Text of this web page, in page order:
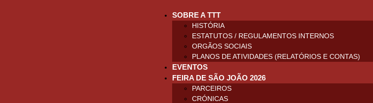
SOBRE A TTT
HISTÓRIA
ESTATUTOS / REGULAMENTOS INTERNOS
ORGÃOS SOCIAIS
PLANOS DE ATIVIDADES (RELATÓRIOS E CONTAS)
EVENTOS
FEIRA DE SÃO JOÃO 2026
PARCEIROS
CRÓNICAS